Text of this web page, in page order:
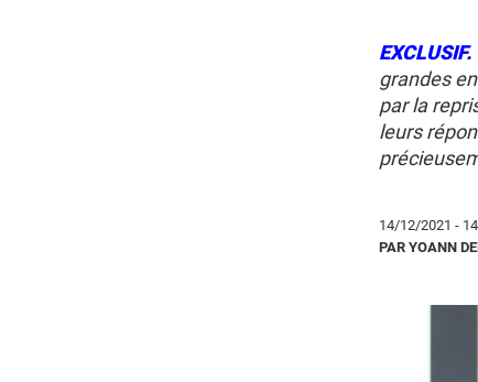
EXCLUSIF.
grandes
par la
leurs
14/12/2021 -
PAR YOANN